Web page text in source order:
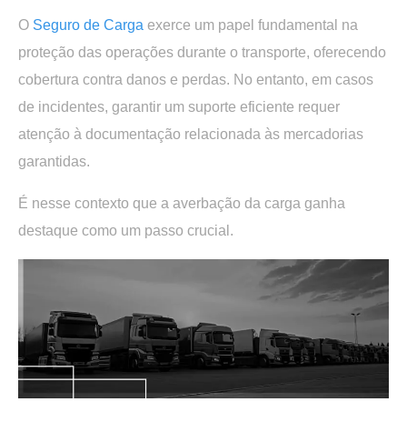
O Seguro de Carga exerce um papel fundamental na
proteção das operações durante o transporte, oferecendo
cobertura contra danos e perdas. No entanto, em casos
de incidentes, garantir um suporte eficiente requer
atenção à documentação relacionada às mercadorias
garantidas.
É nesse contexto que a averbação da carga ganha
destaque como um passo crucial.